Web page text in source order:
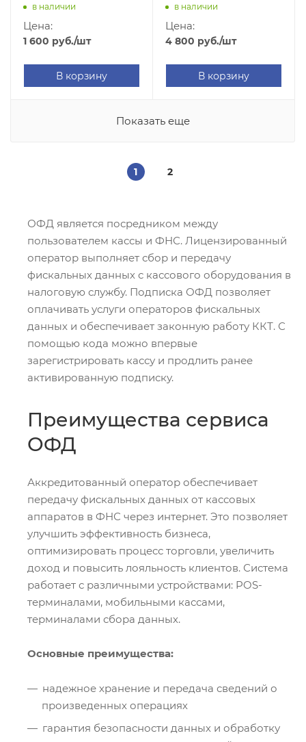
в наличии
Цена:
1 600 руб./шт
В корзину
в наличии
Цена:
4 800 руб./шт
В корзину
Показать еще
1 2
ОФД является посредником между
пользователем кассы и ФНС. Лицензированный
оператор выполняет сбор и передачу
фискальных данных с кассового оборудования в
налоговую службу. Подписка ОФД позволяет
оплачивать услуги операторов фискальных
данных и обеспечивает законную работу ККТ. С
помощью кода можно впервые
зарегистрировать кассу и продлить ранее
активированную подписку.
Преимущества сервиса
ОФД
Аккредитованный оператор обеспечивает
передачу фискальных данных от кассовых
аппаратов в ФНС через интернет. Это позволяет
улучшить эффективность бизнеса,
оптимизировать процесс торговли, увеличить
доход и повысить лояльность клиентов. Система
работает с различными устройствами: POS-
терминалами, мобильными кассами,
терминалами сбора данных.
Основные преимущества:
надежное хранение и передача сведений о
произведенных операциях
гарантия безопасности данных и обработку